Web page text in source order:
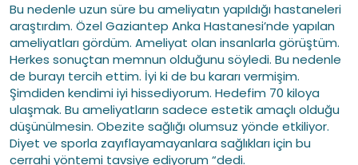
Bu nedenle uzun süre bu ameliyatın yapıldığı hastaneleri
araştırdım. Özel Gaziantep Anka Hastanesi’nde yapılan
ameliyatları gördüm. Ameliyat olan insanlarla görüştüm.
Herkes sonuçtan memnun olduğunu söyledi. Bu nedenle
de burayı tercih ettim. İyi ki de bu kararı vermişim.
Şimdiden kendimi iyi hissediyorum. Hedefim 70 kiloya
ulaşmak. Bu ameliyatların sadece estetik amaçlı olduğu
düşünülmesin. Obezite sağlığı olumsuz yönde etkiliyor.
Diyet ve sporla zayıflayamayanlara sağlıkları için bu
cerrahi yöntemi tavsiye ediyorum “dedi.